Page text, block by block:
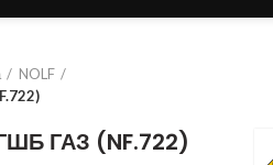
NOLF
ГАЗ (NF.722)